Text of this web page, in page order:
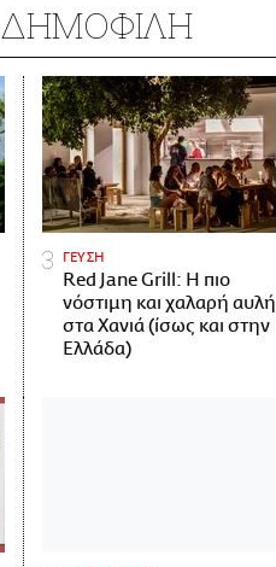
ΔΗΜΟΦΙΛΗ
ΓΕΥΣΗ
Red Jane Grill: Η πιο
νόστιμη και χαλαρή αυλή
στα Χανιά (ίσως και στην
Ελλάδα)